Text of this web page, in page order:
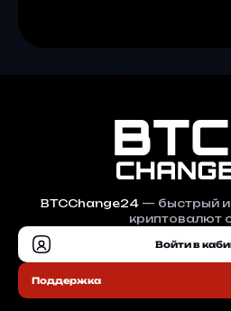
BTCChange24— быстрый и
криптовалют
Войти в
Поддержка